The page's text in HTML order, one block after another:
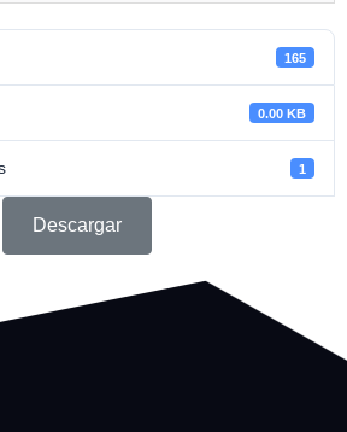
165
0.00 KB
1
Descargar